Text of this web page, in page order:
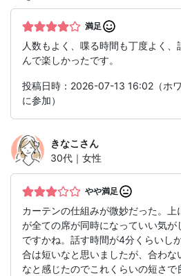
満足
人数もよく、喋る時間も丁度よく
んで楽しかったです。
投稿日時：2026-07-13 16:02（ホ
に参加）
きなこ さん
30代｜女性
やや満足
カーテンの仕組みが微妙だった。上
が全ての席が同時になっていい気
ですかね。話す時間が4分くらいし
合は短いなと思いましたが、合わ
なと感じたのでこれくらいの短さで